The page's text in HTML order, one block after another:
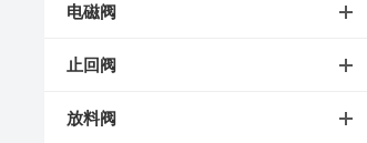
电磁阀
止回阀
放料阀